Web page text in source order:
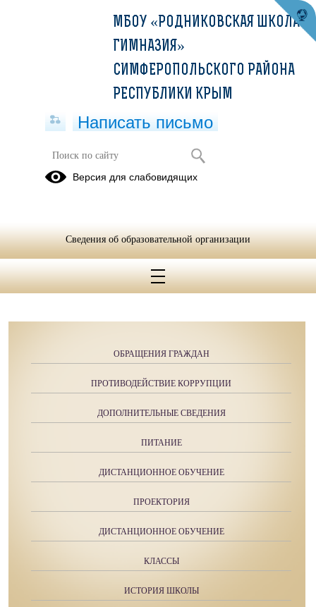
Конкурс экологического рисунка
ОБРАЩЕНИЯ ГРАЖДАН
ПРОТИВОДЕЙСТВИЕ КОРРУПЦИИ
ДОПОЛНИТЕЛЬНЫЕ СВЕДЕНИЯ
ПИТАНИЕ
ДИСТАНЦИОННОЕ ОБУЧЕНИЕ
ПРОЕКТОРИЯ
ДИСТАНЦИОННОЕ ОБУЧЕНИЕ
КЛАССЫ
ИСТОРИЯ ШКОЛЫ
МБОУ «РОДНИКОВСКАЯ ШКОЛА-
ГИМНАЗИЯ»
СИМФЕРОПОЛЬСКОГО РАЙОНА
РЕСПУБЛИКИ КРЫМ
Написать письмо
Версия для слабовидящих
Сведения об образовательной организации